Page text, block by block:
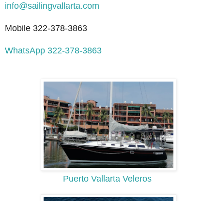
info@sailingvallarta.com
Mobile 322-378-3863
WhatsApp 322-378-3863
Puerto Vallarta Veleros